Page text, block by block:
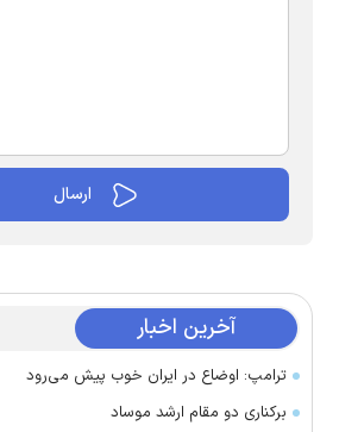
آخرین اخبار
ترامپ: اوضاع در ایران خوب پیش می‌رود
برکناری دو مقام ارشد موساد